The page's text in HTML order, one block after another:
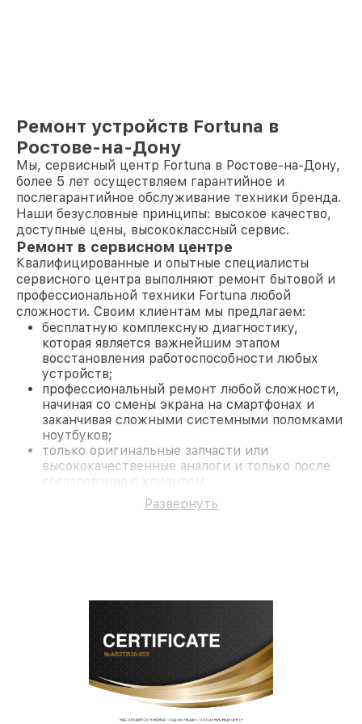
Ремонт устройств Fortuna в
Ростове-на-Дону
Мы, сервисный центр Fortuna в Ростове-на-Дону,
более 5 лет осуществляем гарантийное и
послегарантийное обслуживание техники бренда.
Наши безусловные принципы: высокое качество,
доступные цены, высококлассный сервис.
Ремонт в сервисном центре
Квалифицированные и опытные специалисты
сервисного центра выполняют ремонт бытовой и
профессиональной техники Fortuna любой
сложности. Своим клиентам мы предлагаем:
бесплатную комплексную диагностику,
которая является важнейшим этапом
восстановления работоспособности любых
устройств;
профессиональный ремонт любой сложности,
начиная со смены экрана на смартфонах и
заканчивая сложными системными поломками
ноутбуков;
только оригинальные запчасти или
высококачественные аналоги и только после
согласования с клиентом.
На все работы и замененные комплектующие
предоставляется длительная гарантия. В случае
современное оборудование и
лицензированное ПО в ремонтно-
диагностических мастерских;
собственный склад комплектующих, что
позволяет сократить сроки
восстановительных работ;
Развернуть